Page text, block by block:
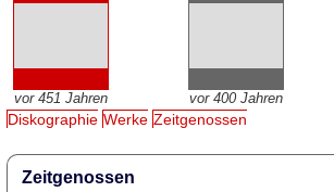
vor 451 Jahren vor 400 Jahren
Diskographie Werke Zeitgenossen
Zeitgenossen